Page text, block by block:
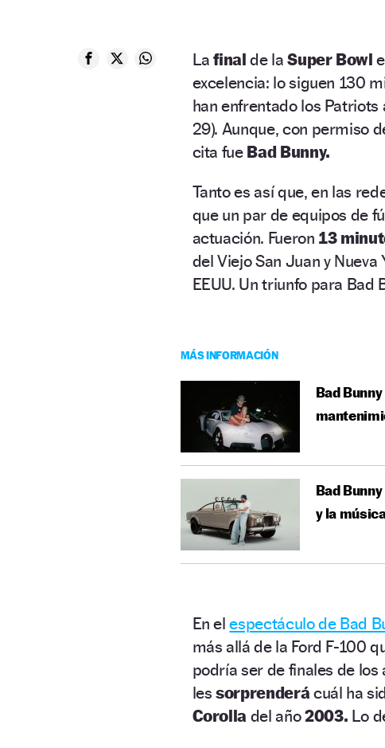
Lafinalde laSuper Bowl
excelencia: lo siguen 130
han enfrentado los Patriots
29). Aunque, con permiso
cita fue Bad Bunny.
Tanto es así que, en las
que un par de equipos de
actuación. Fueron 13
del Viejo San Juan y Nueva
EEUU. Un triunfo para Bad
MÁS INFORMACIÓN
Bad
Bad
y la
En elespectáculo de Bad
más allá de la Ford F-100
podría ser de finales de
lessorprenderá cuál ha
Corolla del año2003. Lo